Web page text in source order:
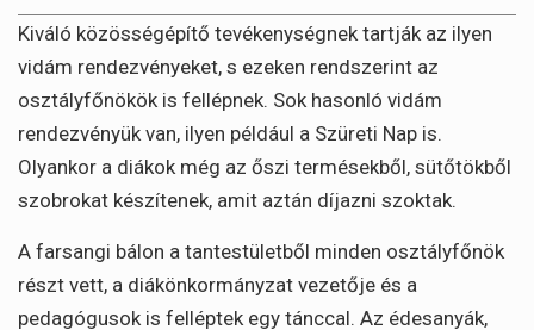
Kiváló közösségépítő tevékenységnek tartják az ilyen
vidám rendezvényeket, s ezeken rendszerint az
osztályfőnökök is fellépnek. Sok hasonló vidám
rendezvényük van, ilyen például a Szüreti Nap is.
Olyankor a diákok még az őszi termésekből, sütőtökből
szobrokat készítenek, amit aztán díjazni szoktak.
A farsangi bálon a tantestületből minden osztályfőnök
részt vett, a diákönkormányzat vezetője és a
pedagógusok is felléptek egy tánccal. Az édesanyák,